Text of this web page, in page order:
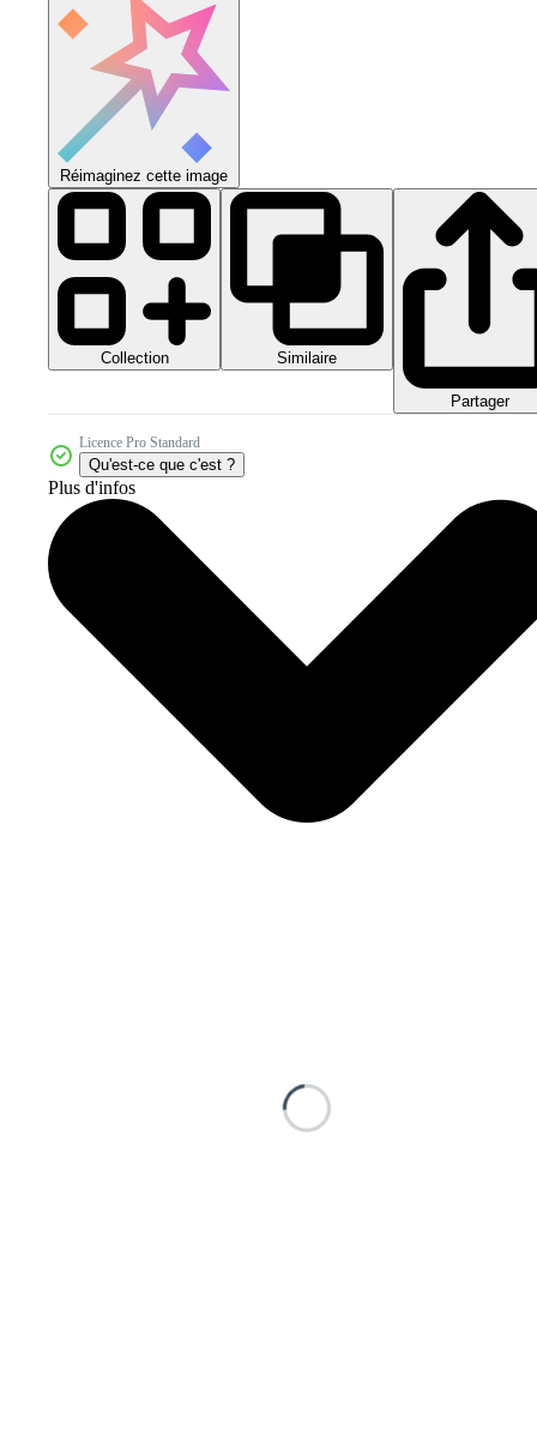
Réimaginez cette image
Collection Similaire
Partager
Licence Pro Standard
Qu'est-ce que c'est ?
Plus d'infos